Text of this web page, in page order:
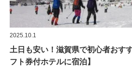
2025.10.1
土日も安い！滋賀県で初心者おす
フト券付ホテルに宿泊】